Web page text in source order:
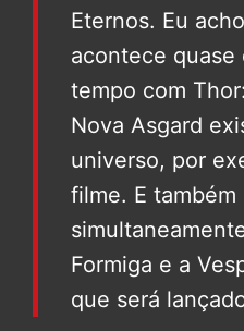
Eternos. Eu
acontece quase
tempo com
Nova Asgard
universo, por
filme. E também
Formiga e a
que será